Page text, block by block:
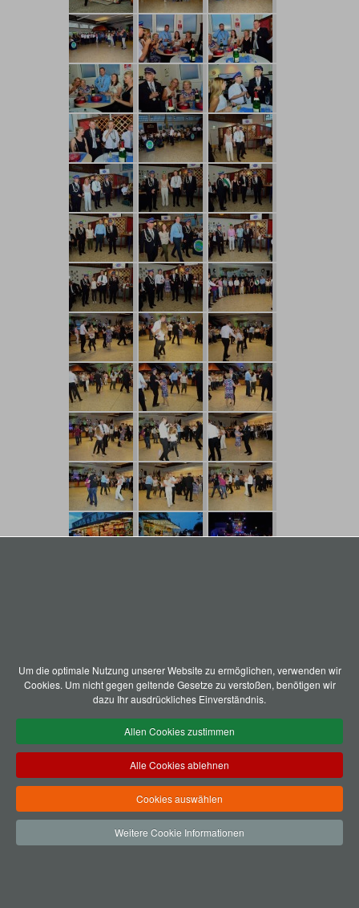
Um die optimale Nutzung unserer Website zu ermöglichen, verwenden wir
Cookies. Um nicht gegen geltende Gesetze zu verstoßen, benötigen wir
dazu Ihr ausdrückliches Einverständnis.
Allen Cookies zustimmen
Alle Cookies ablehnen
Cookies auswählen
Weitere Cookie Informationen